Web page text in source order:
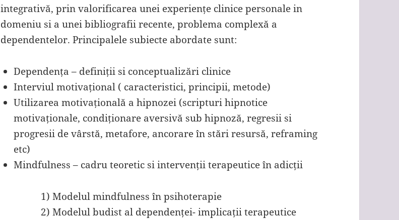
integrativă, prin valorificarea unei experiențe clinice personale in
domeniu si a unei bibliografii recente, problema complexă a
dependentelor. Principalele subiecte abordate sunt:
Dependența – definiții si conceptualizări clinice
Interviul motivațional ( caracteristici, principii, metode)
Utilizarea motivațională a hipnozei (scripturi hipnotice
motivaționale, condiționare aversivă sub hipnoză, regresii si
progresii de vârstă, metafore, ancorare în stări resursă, reframing
etc)
Mindfulness – cadru teoretic si intervenții terapeutice în adicții
1) Modelul mindfulness în psihoterapie
2) Modelul budist al dependenței- implicații terapeutice